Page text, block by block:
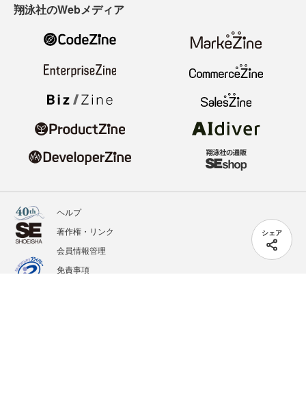
シェア
翔泳社のWebメディア
ヘルプ
著作権・リンク
会員情報管理
免責事項